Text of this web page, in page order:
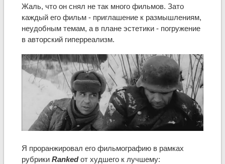
Жаль, что он снял не так много фильмов. Зато
каждый его фильм - приглашение к размышлениям,
неудобным темам, а в плане эстетики - погружение
в авторский гиперреализм.
Я проранжировал его фильмографию в рамках
рубрики Rankedот худшего к лучшему: